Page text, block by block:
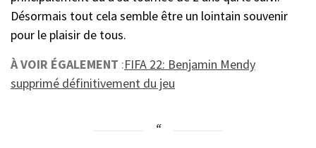
Désormais tout cela semble être un lointain souvenir
pour le plaisir de tous.
À VOIR ÉGALEMENT :FIFA 22: Benjamin Mendy
supprimé définitivement du jeu